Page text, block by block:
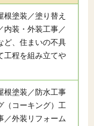
根塗装／塗り替え
内装・外装工事／
ど、住まいの不具
工程を組み立てや
根塗装／防水工事
（コーキング）工
／外装リフォーム